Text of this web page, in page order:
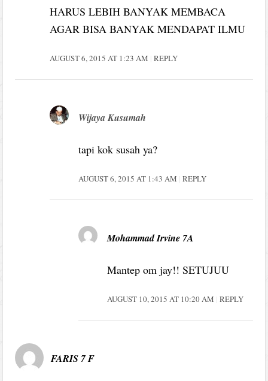
HARUS LEBIH BANYAK MEMBACA
AGAR BISA BANYAK MENDAPAT ILMU
AUGUST 6, 2015 AT 1:23 AM REPLY
Wijaya Kusumah
tapi kok susah ya?
AUGUST 6, 2015 AT 1:43 AM REPLY
Mohammad Irvine 7A
Mantep om jay!! SETUJUU
AUGUST 10, 2015 AT 10:20 AM REPLY
FARIS 7 F